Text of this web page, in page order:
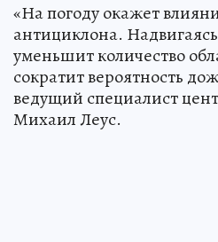
«На погоду окажет
антициклона.
уменьшит количество
сократит вероятность
ведущий специалист
Михаил Леус.